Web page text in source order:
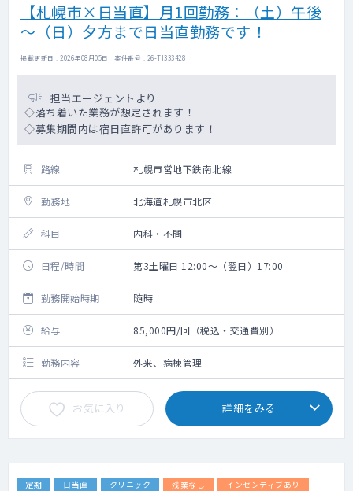
【札幌市×日当直】月1回勤務：（土）午後
～（日）夕方まで日当直勤務です！
掲載更新日 : 2026年08月05日 案件番号 : 26-TI333428
担当エージェントより
◇落ち着いた業務が想定されます！
◇募集期間内は宿日直許可があります！
路線 札幌市営地下鉄南北線
勤務地 北海道札幌市北区
科目 内科・不問
日程/時間 第3土曜日 12:00～（翌日）17:00
勤務開始時期 随時
給与 85,000円/回（税込・交通費別）
勤務内容 外来、病棟管理
お気に入り 詳細をみる
定期 日当直 クリニック 残業なし
インセンティブあり